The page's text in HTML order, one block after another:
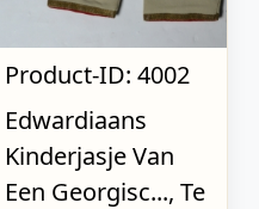
Product-ID: 4002
Edwardiaans
Kinderjasje Van
Een Georgisc..., Te